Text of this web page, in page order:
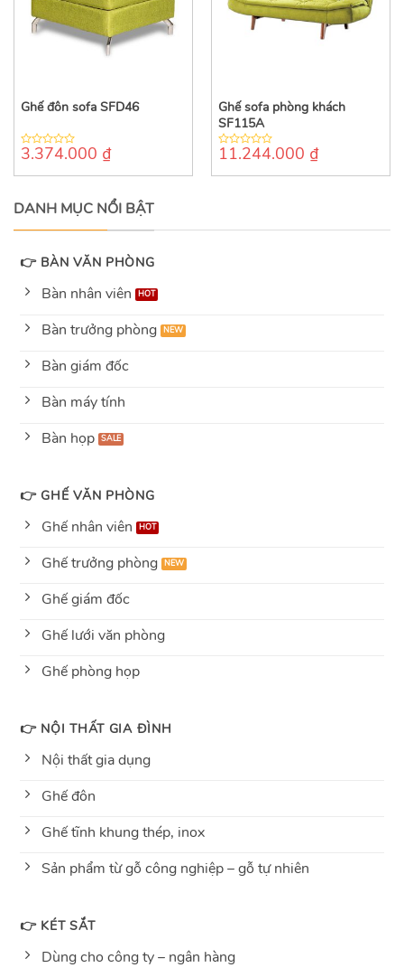
Ghế đôn sofa SFD46
0
of
3.374.000 ₫
Ghế sofa phòng khách
SF115A
0
of
11.244.000 ₫
DANH MỤC NỔI BẬT
👉 BÀN VĂN PHÒNG
Bàn nhân viên
Bàn trưởng phòng
Bàn giám đốc
Bàn máy tính
Bàn họp
👉 GHẾ VĂN PHÒNG
Ghế nhân viên
Ghế trưởng phòng
Ghế giám đốc
Ghế lưới văn phòng
Ghế phòng họp
👉 NỘI THẤT GIA ĐÌNH
Nội thất gia dụng
Ghế đôn
Ghế tĩnh khung thép, inox
Sản phẩm từ gỗ công nghiệp – gỗ tự nhiên
👉 KÉT SẮT
Dùng cho công ty – ngân hàng